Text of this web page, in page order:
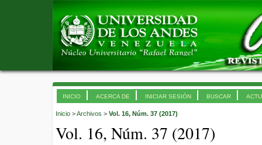
INICIO ACERCA DE INICIAR SESIÓN BUSCAR
Inicio >Archivos > Vol. 16, Núm. 37 (2017)
Vol. 16, Núm. 37 (2017)